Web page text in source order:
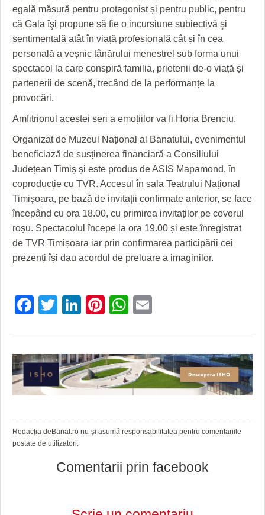
egală măsură pentru protagonist și pentru public, pentru
că Gala îşi propune să fie o incursiune subiectivă şi
sentimentală atât în viață profesională cât și în cea
personală a veșnic tânărului menestrel sub forma unui
spectacol la care conspiră familia, prietenii de-o viață și
partenerii de scenă, trecând de la performanțe la
provocări.
Amfitrionul acestei seri a emoțiilor va fi Horia Brenciu.
Organizat de Muzeul Național al Banatului, evenimentul
beneficiază de susținerea financiară a Consiliului
Județean Timiș și este produs de ASIS Mapamond, în
coproducție cu TVR. Accesul în sala Teatrului Național
Timișoara, pe bază de invitații confirmate anterior, se face
începând cu ora 18.00, cu primirea invitaților pe covorul
roșu. Spectacolul începe la ora 19.00 și este înregistrat
de TVR Timișoara iar prin confirmarea participării cei
prezenți își dau acordul de preluare a imaginilor.
Facebook
Twitter
LinkedIn
Pinterest
WhatsApp
Redacția deBanat.ro nu-și asumă responsabilitatea pentru comentariile
postate de utilizatori.
Comentarii prin facebook